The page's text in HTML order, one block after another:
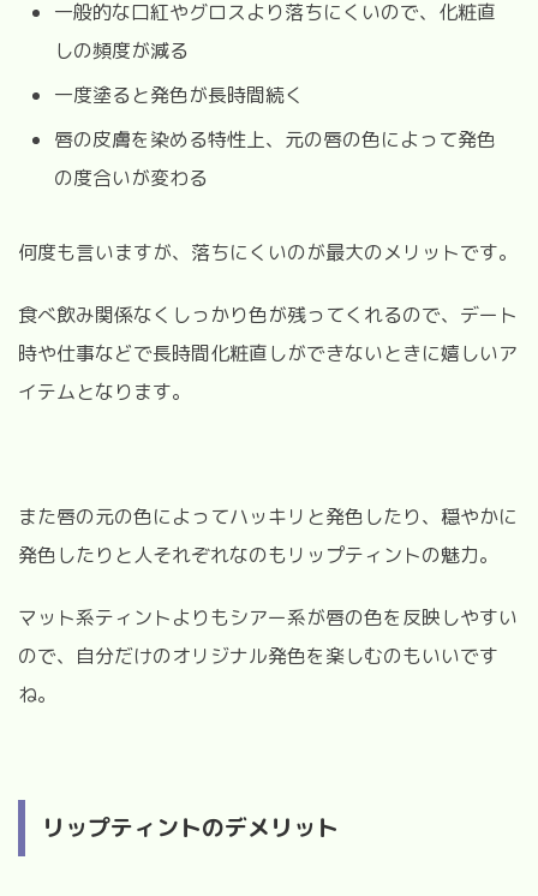
一般的な口紅やグロスより落ちにくいので、化粧直
しの頻度が減る
一度塗ると発色が長時間続く
唇の皮膚を染める特性上、元の唇の色によって発色
の度合いが変わる
何度も言いますが、落ちにくいのが最大のメリットです。
食べ飲み関係なくしっかり色が残ってくれるので、デート
時や仕事などで長時間化粧直しができないときに嬉しいア
イテムとなります。
また唇の元の色によってハッキリと発色したり、穏やかに
発色したりと人それぞれなのもリップティントの魅力。
マット系ティントよりもシアー系が唇の色を反映しやすい
ので、自分だけのオリジナル発色を楽しむのもいいです
ね。
リップティントのデメリット